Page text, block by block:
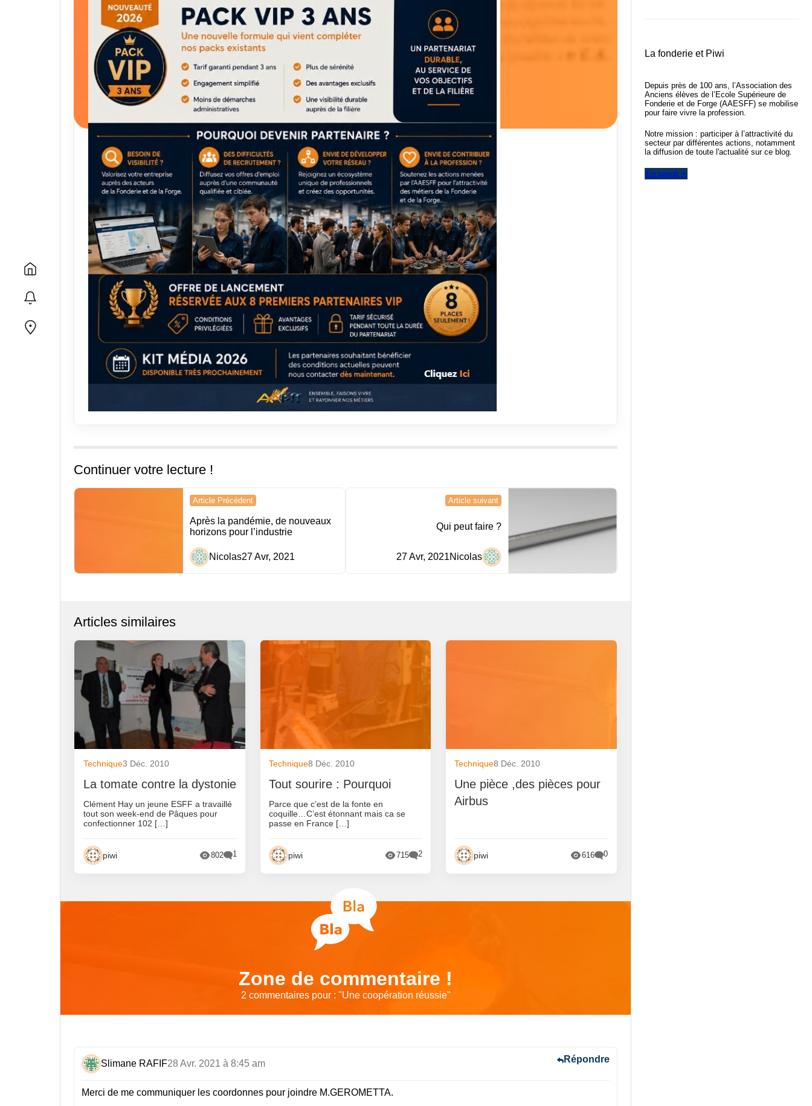
Continuer votre lecture !
Navigation
de
Article Précédent
Après la pandémie, de nouveaux
horizons pour l’industrie
Nicolas27 Avr, 2021
Article suivant
Qui peut faire ?
Nicolas
27 Avr, 2021
Articles similaires
Technique3 Déc. 2010
La tomate contre la dystonie
Clément Hay un jeune ESFF a travaillé
tout son week-end de Pâques pour
confectionner 102 […]
piwi 802 1
Technique8 Déc. 2010
Tout sourire : Pourquoi
Parce que c’est de la fonte en
coquille…C’est étonnant mais ca se
passe en France […]
piwi 715 2
Technique8 Déc. 2010
Une pièce ,des pièces pour
Airbus
piwi 616 0
Zone de commentaire !
2 commentaires pour : "Une coopération réussie"
Slimane RAFIF28 Avr. 2021 à 8:45 am
Merci de me communiquer les coordonnes pour joindre M.GEROMETTA.
Répondre
La fonderie et Piwi
Depuis près de 100 ans, l’Association des
Anciens élèves de l’Ecole Supérieure de
Fonderie et de Forge (AAESFF) se mobilise
pour faire vivre la profession.
Notre mission : participer à l’attractivité du
secteur par différentes actions, notamment
la diffusion de toute l'actualité sur ce blog.
En savoir +